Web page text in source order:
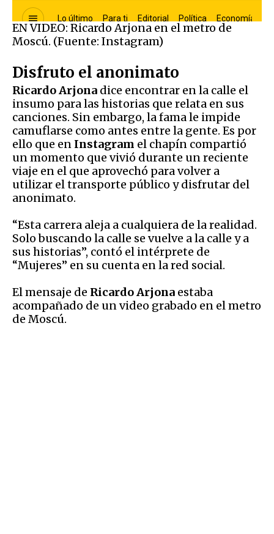
EN VIDEO: Ricardo Arjona en el metro de
Moscú. (Fuente: Instagram)
Disfruto el anonimato
Ricardo Arjona dice encontrar en la calle el
insumo para las historias que relata en sus
canciones. Sin embargo, la fama le impide
camuflarse como antes entre la gente. Es por
ello que en Instagram el chapín compartió
un momento que vivió durante un reciente
viaje en el que aprovechó para volver a
utilizar el transporte público y disfrutar del
anonimato.
“Esta carrera aleja a cualquiera de la realidad.
Solo buscando la calle se vuelve a la calle y a
sus historias”, contó el intérprete de
“Mujeres” en su cuenta en la red social.
El mensaje de Ricardo Arjona estaba
acompañado de un video grabado en el metro
de Moscú.